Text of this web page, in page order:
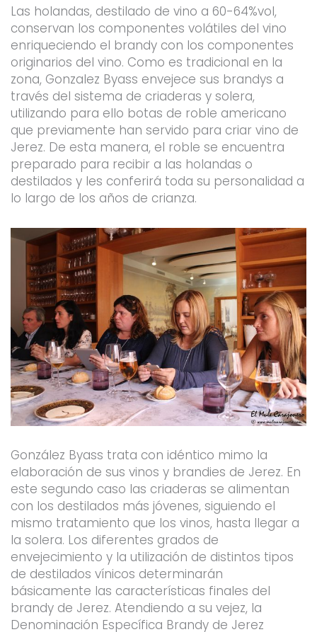
Las holandas, destilado de vino a 60-64%vol,
conservan los componentes volátiles del vino
enriqueciendo el brandy con los componentes
originarios del vino. Como es tradicional en la
zona, Gonzalez Byass envejece sus brandys a
través del sistema de criaderas y solera,
utilizando para ello botas de roble americano
que previamente han servido para criar vino de
Jerez. De esta manera, el roble se encuentra
preparado para recibir a las holandas o
destilados y les conferirá toda su personalidad a
lo largo de los años de crianza.
González Byass trata con idéntico mimo la
elaboración de sus vinos y brandies de Jerez. En
este segundo caso las criaderas se alimentan
con los destilados más jóvenes, siguiendo el
mismo tratamiento que los vinos, hasta llegar a
la solera. Los diferentes grados de
envejecimiento y la utilización de distintos tipos
de destilados vínicos determinarán
básicamente las características finales del
brandy de Jerez. Atendiendo a su vejez, la
Denominación Específica Brandy de Jerez